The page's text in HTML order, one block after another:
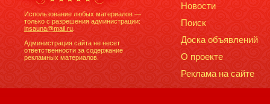
Использование любых материалов —
только с разрешения администрации:
insauna@mail.ru
Администрация сайта не несет
ответственности за содержание
рекламных материалов.
Новости
Поиск
Доска объявлений
О проекте
Реклама на сайте